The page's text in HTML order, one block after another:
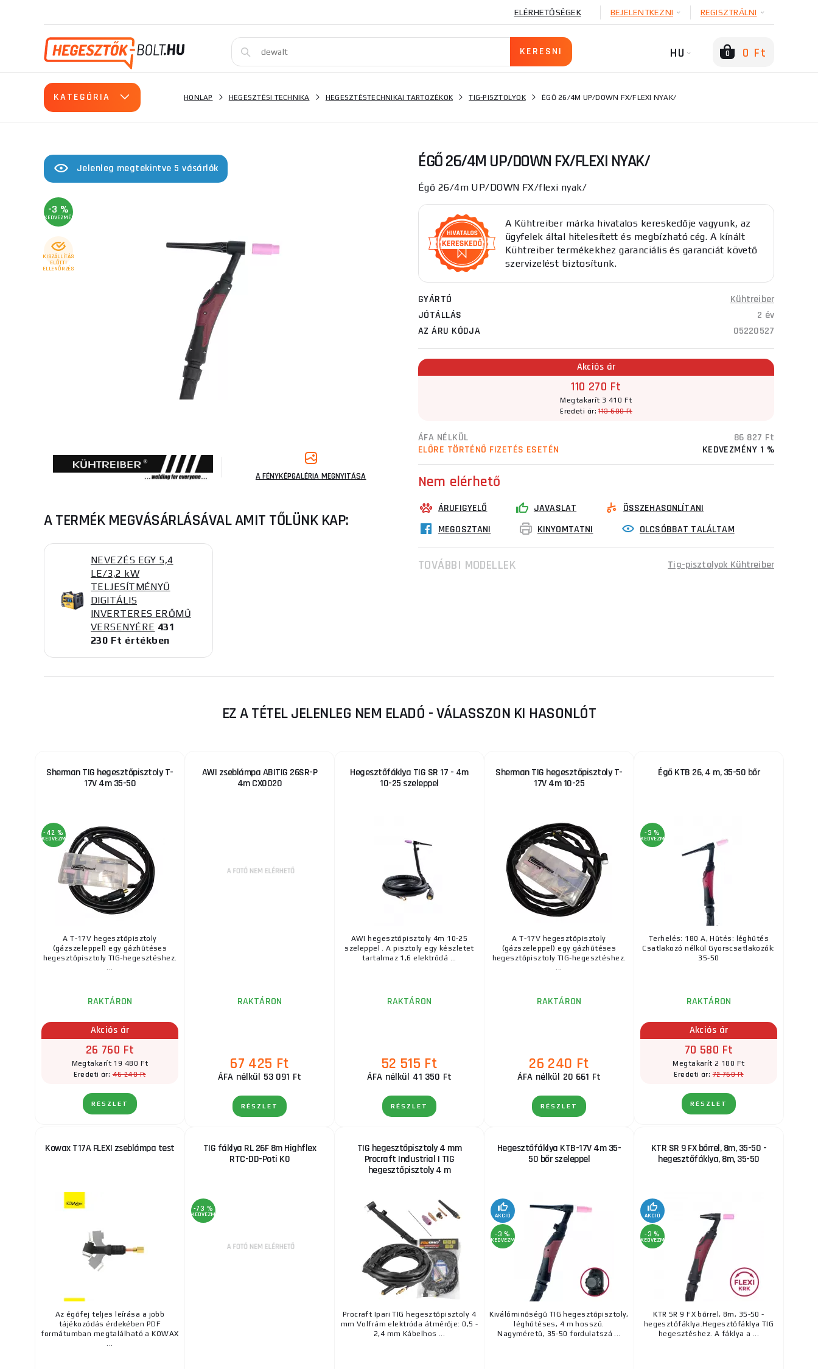
ELÉRHETŐSÉGEK BEJELENTKEZNI REGISZTRÁLNI
HU 0 0 Ft
KATEGÓRIA HONLAP HEGESZTÉSI TECHNIKA HEGESZTÉSTECHNIKAI TARTOZÉKOK TIG-PISZTOLYOK ÉGŐ 26/4M UP/DOWN FX/FLEXI NYAK/
Jelenleg megtekintve 5 vásárlók
-3 %
KEDVEZMÉNY
KISZÁLLÍTÁS
ELŐTTI
ELLENŐRZÉS
A FÉNYKÉPGALÉRIA MEGNYITÁSA
A TERMÉK MEGVÁSÁRLÁSÁVAL AMIT TŐLÜNK KAP:
NEVEZÉS EGY 5,4
LE/3,2 kW
TELJESÍTMÉNYŰ
DIGITÁLIS
INVERTERES ERŐMŰ
VERSENYÉRE 431
230 Ft értékben
ÉGŐ 26/4M UP/DOWN FX/FLEXI NYAK/
Égő 26/4m UP/DOWN FX/flexi nyak/
A Kühtreiber márka hivatalos kereskedője vagyunk, az
ügyfelek által hitelesített és megbízható cég. A kínált
Kühtreiber termékekhez garanciális és garanciát követő
szervizelést biztosítunk.
GYÁRTÓ
Kühtreiber
JÓTÁLLÁS
2 év
AZ ÁRU KÓDJA
05220527
Akciós ár
110 270 Ft
Megtakarít 3 410 Ft
Eredeti ár:113 680 Ft
ÁFA NÉLKÜL
86 827 Ft
ELŐRE TÖRTÉNŐ FIZETÉS ESETÉN
KEDVEZMÉNY 1 %
Nem elérhető
ÁRUFIGYELŐ JAVASLAT
ÖSSZEHASONLÍTANI
MEGOSZTANI
KINYOMTATNI OLCSÓBBAT TALÁLTAM
TOVÁBBI MODELLEK Tig-pisztolyok Kühtreiber
EZ A TÉTEL JELENLEG NEM ELADÓ - VÁLASSZON KI HASONLÓT
Sherman TIG hegesztőpisztoly T-
17V 4m 35-50
-42 %
KEDVEZMÉNY
A T-17V hegesztőpisztoly
(gázszeleppel) egy gázhűtéses
hegesztőpisztoly TIG-hegesztéshez.
...
RAKTÁRON
Akciós ár
26 760 Ft
Megtakarít 19 480 Ft
Eredeti ár:46 240 Ft
RÉSZLET
AWI zseblámpa ABITIG 26SR-P
4m CX0020
RAKTÁRON
67 425 Ft
ÁFA nélkül 53 091 Ft
RÉSZLET
Hegesztőfáklya TIG SR 17 - 4m
10-25 szeleppel
AWI hegesztőpisztoly 4m 10-25
szeleppel . A pisztoly egy készletet
tartalmaz 1,6 elektródá ...
RAKTÁRON
52 515 Ft
ÁFA nélkül 41 350 Ft
RÉSZLET
Sherman TIG hegesztőpisztoly T-
17V 4m 10-25
A T-17V hegesztőpisztoly
(gázszeleppel) egy gázhűtéses
hegesztőpisztoly TIG-hegesztéshez.
...
RAKTÁRON
26 240 Ft
ÁFA nélkül 20 661 Ft
RÉSZLET
Égő KTB 26, 4 m, 35-50 bőr
-3 %
KEDVEZMÉNY
Terhelés: 180 A, Hűtés: léghűtés
Csatlakozó nélkül Gyorscsatlakozók:
35-50
RAKTÁRON
Akciós ár
70 580 Ft
Megtakarít 2 180 Ft
Eredeti ár:72 760 Ft
RÉSZLET
Kowax T17A FLEXI zseblámpa test
Az égőfej teljes leírása a jobb
tájékozódás érdekében PDF
formátumban megtalálható a KOWAX
...
TIG fáklya RL 26F 8m Highflex
RTC-DD-Poti K0
-73 %
KEDVEZMÉNY
TIG hegesztőpisztoly 4 mm
Procraft Industrial | TIG
hegesztőpisztoly 4 m
Procraft Ipari TIG hegesztőpisztoly 4
mm Volfrám elektróda átmérője: 0,5 -
2,4 mm Kábelhos ...
Hegesztőfáklya KTB-17V 4m 35-
50 bőr szeleppel
AKCIÓ
-3 %
KEDVEZMÉNY
Kiválóminőségű TIG hegesztőpisztoly,
léghűtéses, 4 m hosszú.
Nagyméretű, 35-50 fordulatszá ...
KTR SR 9 FX bőrrel, 8m, 35-50 -
hegesztőfáklya, 8m, 35-50
AKCIÓ
-3 %
KEDVEZMÉNY
KTR SR 9 FX bőrrel, 8m, 35-50 -
hegesztőfáklya.Hegesztőfáklya TIG
hegesztéshez. A fáklya a ...